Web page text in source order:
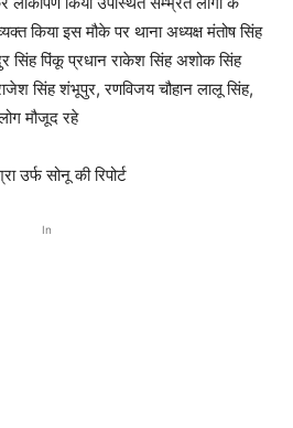
किया इस मौके पर थाना अध्यक्ष मंतोष सिंह
सिंह पिंकू प्रधान राकेश सिंह अशोक सिंह
सिंह शंभूपुर, रणविजय चौहान लालू सिंह,
मौजूद रहे
उर्फ सोनू की रिपोर्ट
In